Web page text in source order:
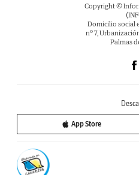
Copyright ©
Domicilio social
nº 7,
Palmas
App Store